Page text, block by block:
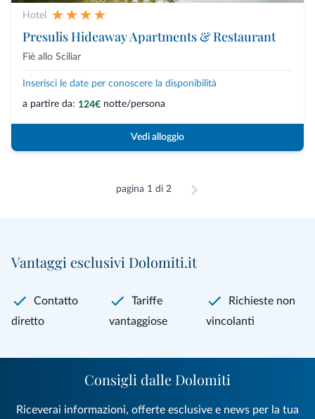
Hotel
Presulis Hideaway Apartments & Restaurant
Fiè allo Sciliar
Inserisci le date per conoscere la disponibilità
a partire da: 124€ notte/persona
Vedi alloggio
pagina 1 di 2
Vantaggi esclusivi Dolomiti.it
Contatto
diretto
Tariffe
vantaggiose
Richieste non
vincolanti
Consigli dalle Dolomiti
Riceverai informazioni, offerte esclusive e news per la tua